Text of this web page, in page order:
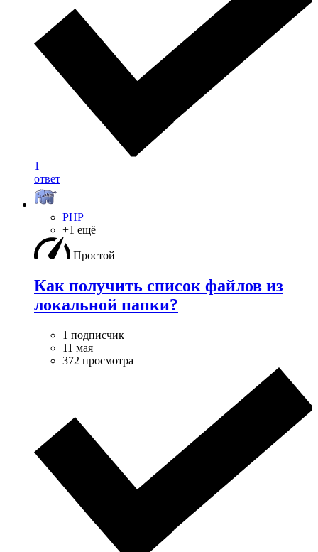
1
ответ
PHP
+1 ещё
Простой
Как получить список файлов из
локальной папки?
1 подписчик
11 мая
372 просмотра